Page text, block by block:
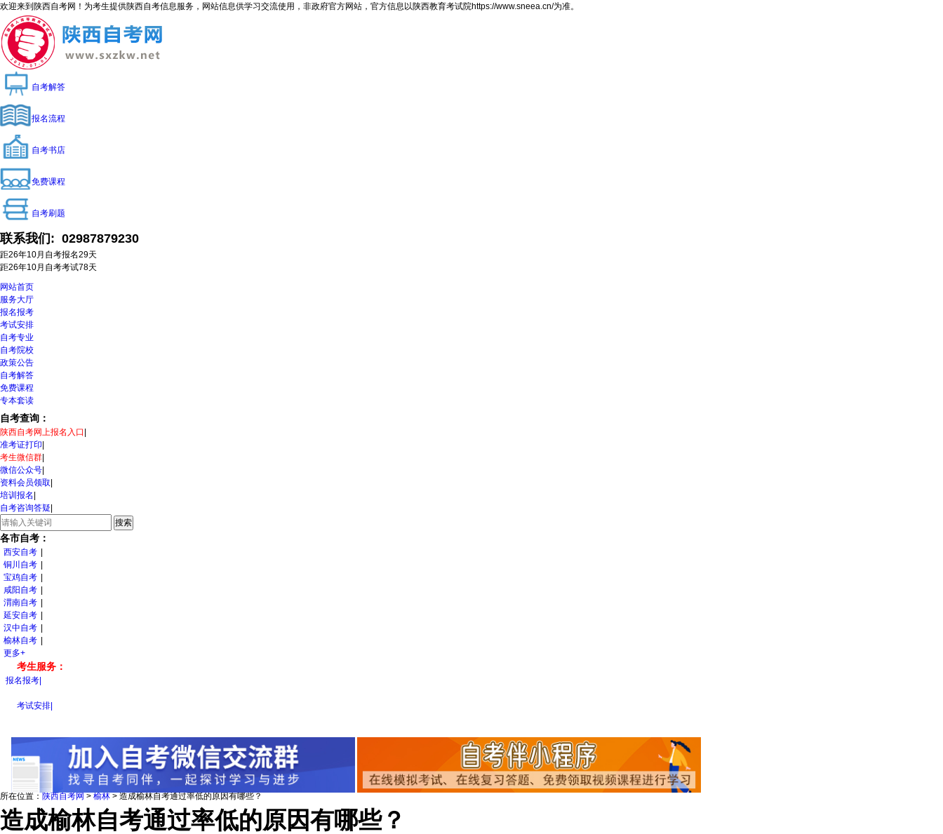
欢迎来到陕西自考网！为考生提供陕西自考信息服务，网站信息供学习交流使用，非政府官方网站，官方信息以陕西教育考试院https://www.sneea.cn/为准。
自考解答
报名流程
自考书店
免费课程
自考刷题
联系我们: 02987879230
距26年10月自考报名29天
距26年10月自考考试78天
网站首页
服务大厅
报名报考
考试安排
自考专业
自考院校
政策公告
自考解答
免费课程
专本套读
自考查询：
陕西自考网上报名入口
准考证打印
考生微信群
微信公众号
资料会员领取
培训报名
自考咨询答疑
各市自考：
西安自考
铜川自考
宝鸡自考
咸阳自考
渭南自考
延安自考
汉中自考
榆林自考
更多+
考生服务：
报名报考
考试安排
所在位置：陕西自考网>榆林>造成榆林自考通过率低的原因有哪些？
造成榆林自考通过率低的原因有哪些？